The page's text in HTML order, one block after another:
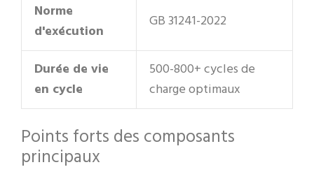
Norme
d'exécution
GB 31241-2022
Durée de vie
en cycle
500-800+ cycles de
charge optimaux
Points forts des composants
principaux